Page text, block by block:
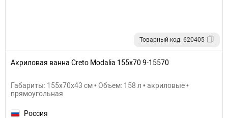
Товарный код: 620405
Акриловая ванна Creto Modalia 155х70 9-15570
Габариты: 155x70x43 см • Объем: 158 л • акриловые •
прямоугольная
Россия